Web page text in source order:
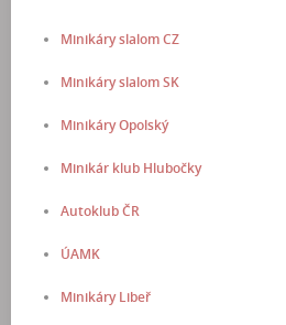
Minikáry slalom CZ
Minikáry slalom SK
Minikáry Opolský
Minikár klub Hlubočky
Autoklub ČR
ÚAMK
Minikáry Libeř